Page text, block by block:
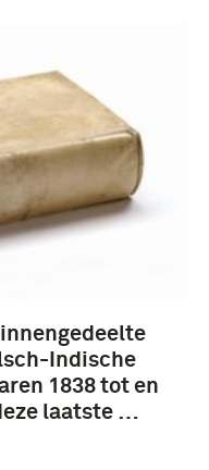
Indische
1838 tot en
laatste …